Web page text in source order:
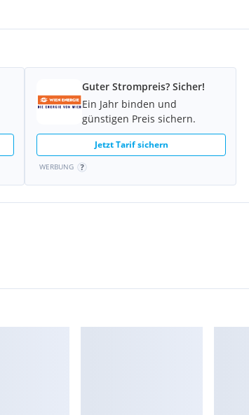
Guter Strompreis? Sicher!
Ein Jahr binden und
günstigen Preis sichern.
Jetzt Tarif sichern
WERBUNG